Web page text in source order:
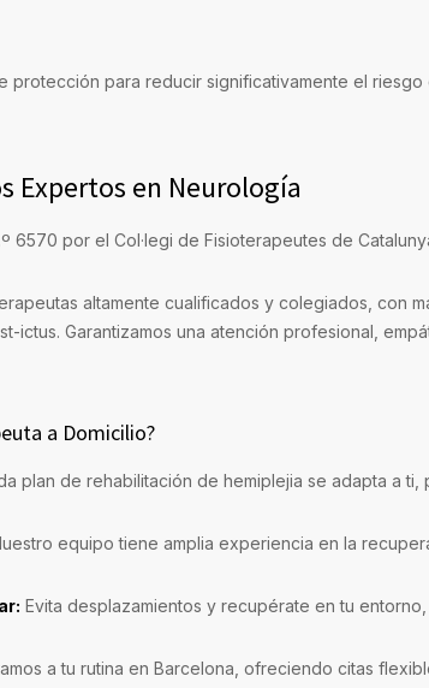
protección para reducir significativamente el riesgo
Expertos en Neurología
6570 por el Col·legi de Fisioterapeutes de
altamente cualificados y colegiados, con
ictus. Garantizamos una atención profesional,
a Domicilio?
plan de rehabilitación de hemiplejia se adapta a
equipo tiene amplia experiencia en la
Evita desplazamientos y recupérate en tu
a tu rutina en Barcelona, ofreciendo citas